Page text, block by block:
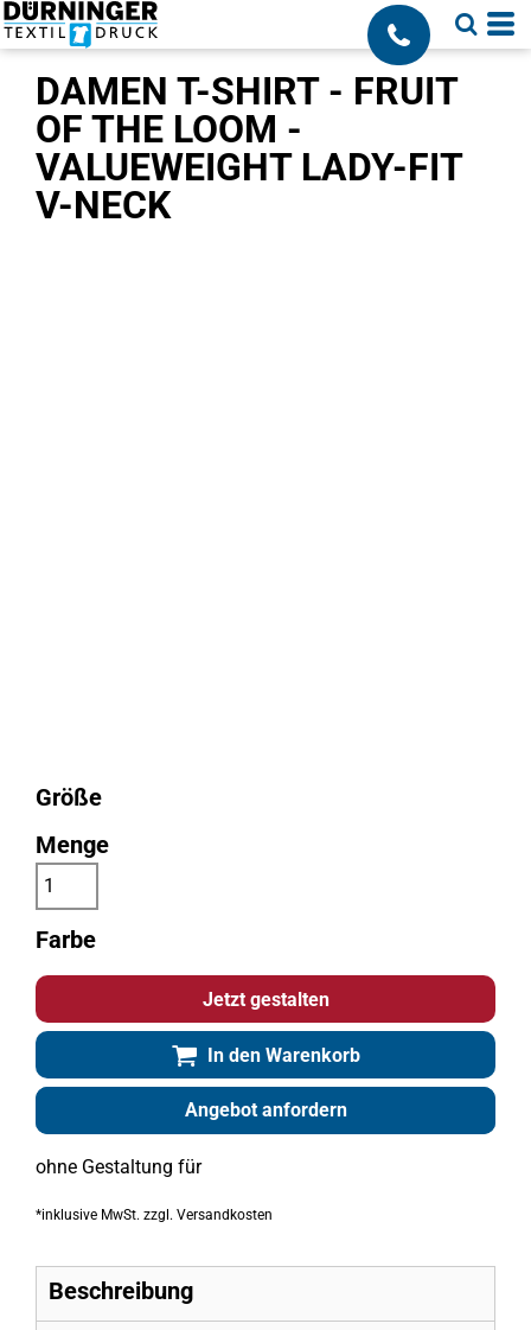
;
DAMEN T-SHIRT - FRUIT
OF THE LOOM -
VALUEWEIGHT LADY-FIT
V-NECK
Farbe
Größe
Menge
Jetzt gestalten
In den Warenkorb
ohne Gestaltung für
*inklusive MwSt. zzgl. Versandkosten
Beschreibung
Angebot anfordern